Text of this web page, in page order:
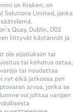
on Kraken, on
Solutions Limited, jonka
Quay, Dublin, D02
liittyvät käytännöt ja
ole sijoituksiin tai
tai kehotus ostaa,
tai noudattaa
nyt eikä jatkossa pyri
arvoa, jonka se
voi johtaa varojen